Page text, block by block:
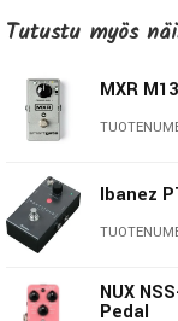
pedaaleista
erillistä
ohjata. Näin
signaalia
häiriöt erittäin
Efektiluuppi
MXR Noise
Tutustu myös
MXR
Ibanez
NUX
Pedal